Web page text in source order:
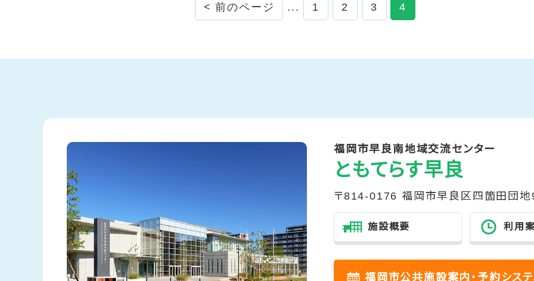
< 前のページ ... 1 2 3 4
福岡市早良南地域交流センター
ともてらす早良
〒814-0176 福岡市早良区四箇田団地
施設概要 利用
福岡市公共施設案内・予約シス